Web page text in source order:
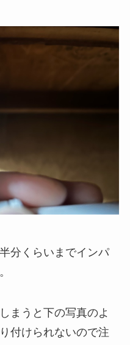
分くらいまでインパ
まうと下の写真のよ
付けられないので注